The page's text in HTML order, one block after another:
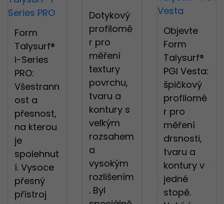
Form
Talysurf®
i-Series
PRO:
Všestrann
ost a
přesnost,
na kterou
je
spolehnut
í. Vysoce
přesný
přístroj
Dotykový
profilomě
r pro
měření
textury
povrchu,
tvaru a
kontury s
velkým
rozsahem
a
vysokým
rozlišením
. Byl
Objevte
Form
Talysurf®
PGI Vesta:
špičkový
profilomě
r pro
měření
drsnosti,
tvaru a
kontury v
jedné
stopě.
Blokování reklam
Používáte adBlock!
Bohužel používáte
a náš portál je založený na
příjmech z reklamy
Prosíme aby jste vypnuli
Děkujeme za
v nejbližší době se Vám ozveme.
Přejeme pěkný den
Registrace
Jméno a
příjmení
Email
Heslo
Registrace
úspěšně
Registrace proběhla úspěšně
Nyní se můžete přihlásit
Přihlásit se
Přihlášení se
Bohužel zadané přihlašovací
údaje se neshodují